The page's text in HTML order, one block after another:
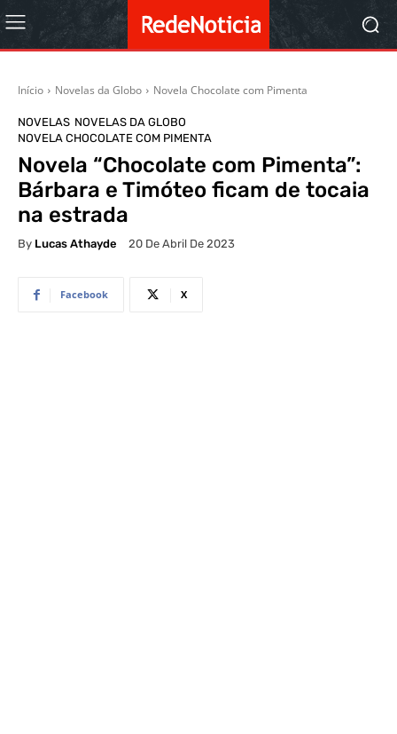
Início Novelas da Globo Novela Chocolate com Pimenta
NOVELAS NOVELAS DA GLOBO
NOVELA CHOCOLATE COM PIMENTA
Novela “Chocolate com Pimenta”:
Bárbara e Timóteo ficam de tocaia
na estrada
By Lucas Athayde 20 De Abril De 2023
Facebook X